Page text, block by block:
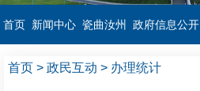
首页 新闻中心 瓷曲汝州 政府信息公开
首页 > 政民互动 > 办理统计